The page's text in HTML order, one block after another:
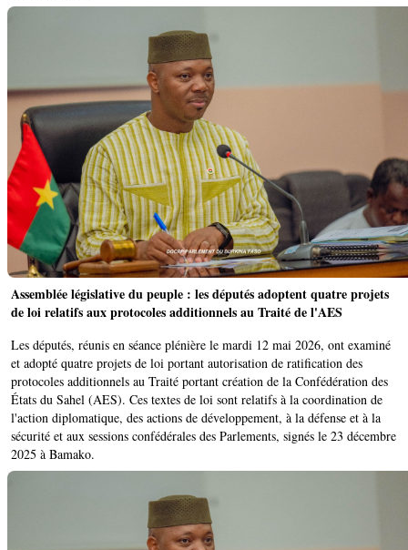
Assemblée législative du peuple : les députés adoptent quatre projets
de loi relatifs aux protocoles additionnels au Traité de l'AES
‎Les députés, réunis en séance plénière le mardi 12 mai 2026, ont examiné
et adopté quatre projets de loi portant autorisation de ratification des
protocoles additionnels au Traité portant création de la Confédération des
États du Sahel (AES). Ces textes de loi sont relatifs à la coordination de
l'action diplomatique, des actions de développement, à la défense et à la
sécurité et aux sessions confédérales des Parlements, signés le 23 décembre
2025 à Bamako.